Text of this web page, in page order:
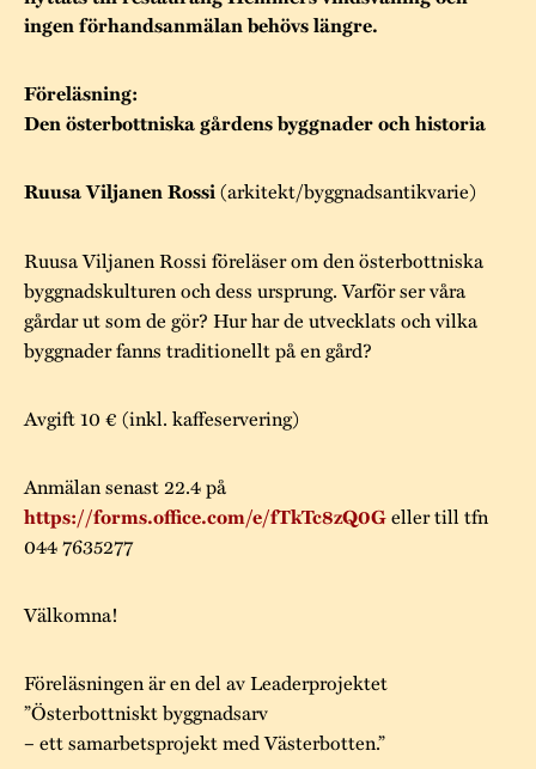
Tillgänglighet
Kontakta oss
Kalas på Stundars
Jarl Hemmer
Rödmyllan
Museipedagogik
Stugornas Stundars
Museisamlingarna
Stundarsvänner
Marknader
Stundars
registerbeskrivning
ingen förhandsanmälan behövs längre.
Föreläsning:
Den österbottniska gårdens byggnader och historia
Ruusa Viljanen Rossi(arkitekt/byggnadsantikvarie)
Ruusa Viljanen Rossi föreläser om den österbottniska
byggnadskulturen och dess ursprung. Varför ser våra
gårdar ut som de gör? Hur har de utvecklats och vilka
byggnader fanns traditionellt på en gård?
Avgift 10 € (inkl. kaffeservering)
Anmälan senast 22.4 på
https://forms.office.com/e/fTkTc8zQ0Geller till tfn
044 7635277
Välkomna!
Föreläsningen är en del av Leaderprojektet
”Österbottniskt byggnadsarv
– ett samarbetsprojekt med Västerbotten.”